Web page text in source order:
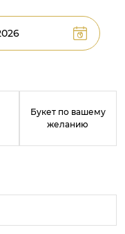
Букет по вашему
желанию